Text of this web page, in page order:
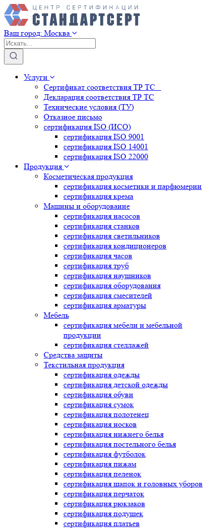
Ваш город: Москва
Услуги
Сертификат соответствия ТР ТС
Декларация соответствия ТР ТС
Технические условия (ТУ)
Отказное письмо
сертификация ISO (ИСО)
сертификация ISO 9001
сертификация ISO 14001
сертификация ISO 22000
Продукция
Косметическая продукция
сертификация косметики и парфюмерии
сертификация крема
Машины и оборудование
сертификация насосов
сертификация станков
сертификация светильников
сертификация кондиционеров
сертификация часов
сертификация труб
сертификация наушников
сертификация оборудования
сертификация смесителей
сертификация арматуры
Мебель
сертификация мебели и мебельной
продукции
сертификация стеллажей
Средства защиты
Текстильная продукция
сертификация одежды
сертификация детской одежды
сертификация обуви
сертификация сумок
сертификация полотенец
сертификация носков
сертификация нижнего белья
сертификация постельного белья
сертификация футболок
сертификация пижам
сертификация пеленок
сертификация шапок и головных уборов
сертификация перчаток
сертификация рюкзаков
сертификация подушек
сертификация платьев